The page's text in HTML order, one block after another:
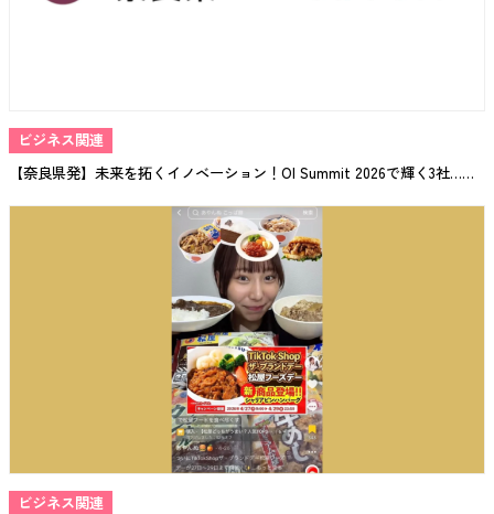
ビジネス関連
【奈良県発】未来を拓くイノベーション！OI Summit 2026で輝く3社……
ビジネス関連